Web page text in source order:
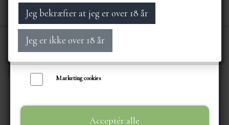
FORSIDE
SORTIMENT
Forside LEVERANDØRER PAZIL
Nødvendige cookies
Funktionelle cookies
Statistik cookies
Marketing cookies
Acceptér alle
Jeg bekræfter at jeg er over 18 år
Jeg er ikke over 18 år